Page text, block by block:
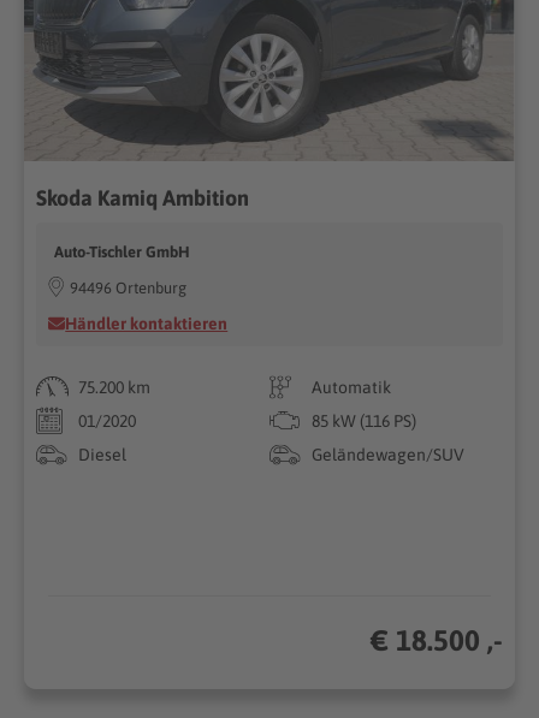
Skoda Kamiq Ambition
Auto-Tischler GmbH
94496 Ortenburg
Händler kontaktieren
75.200 km
Automatik
01/2020
85 kW (116 PS)
Diesel
Geländewagen/SUV
€ 18.500 ,-